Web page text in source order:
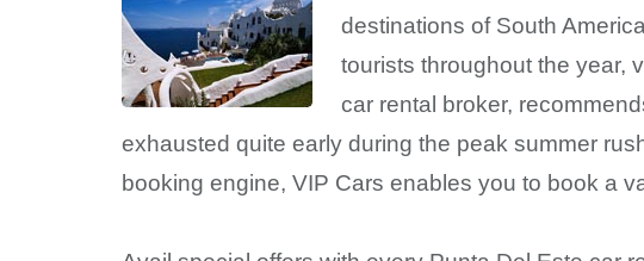
destinations of South
tourists throughout the year,
car rental broker,
exhausted quite early during the peak summer
booking engine, VIP Cars enables you to book a